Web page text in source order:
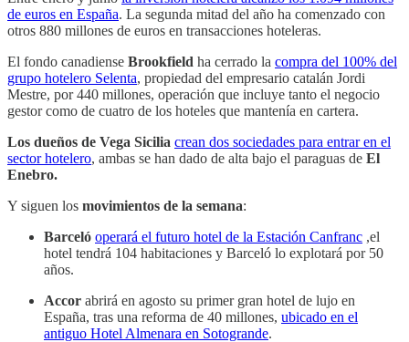
de euros en España. La segunda mitad del año ha comenzado con
otros 880 millones de euros en transacciones hoteleras.
El fondo canadiense Brookfield ha cerrado la compra del 100% del
grupo hotelero Selenta, propiedad del empresario catalán Jordi
Mestre, por 440 millones, operación que incluye tanto el negocio
gestor como de cuatro de los hoteles que mantenía en cartera.
Los dueños de Vega Sicilia crean dos sociedades para entrar en el
sector hotelero, ambas se han dado de alta bajo el paraguas de El
Enebro.
Y siguen los movimientos de la semana:
Barceló operará el futuro hotel de la Estación Canfranc ,el
hotel tendrá 104 habitaciones y Barceló lo explotará por 50
años.
Accor abrirá en agosto su primer gran hotel de lujo en
España, tras una reforma de 40 millones, ubicado en el
antiguo Hotel Almenara en Sotogrande.